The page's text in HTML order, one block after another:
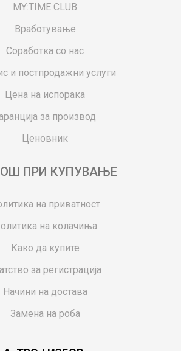
MY:TIME CLUB
Вработување
Соработка со нас
и постпродажни услуги
Цена на испорака
за производ
Ценовник
ПРИ КУПУВАЊЕ
на приватност
на колачиња
Како да купите
за регистрација
Начини на достава
Замена на роба